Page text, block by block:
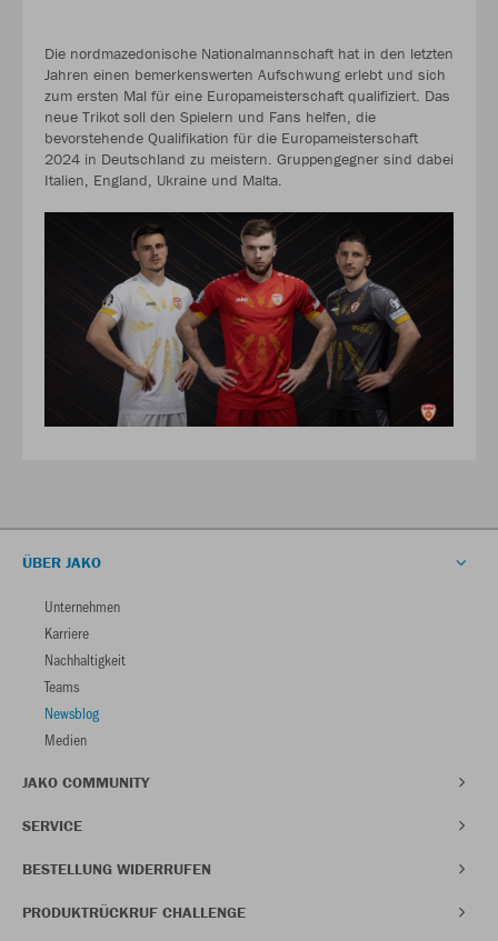
Die nordmazedonische Nationalmannschaft hat in den letzten
Jahren einen bemerkenswerten Aufschwung erlebt und sich
zum ersten Mal für eine Europameisterschaft qualifiziert. Das
neue Trikot soll den Spielern und Fans helfen, die
bevorstehende Qualifikation für die Europameisterschaft
2024 in Deutschland zu meistern. Gruppengegner sind dabei
Italien, England, Ukraine und Malta.
ÜBER JAKO
Unternehmen
Karriere
Nachhaltigkeit
Teams
Newsblog
Medien
JAKO COMMUNITY
SERVICE
BESTELLUNG WIDERRUFEN
PRODUKTRÜCKRUF CHALLENGE